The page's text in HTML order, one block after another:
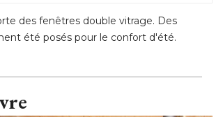
des fenêtres double vitrage. Des
été posés pour le confort d'été.